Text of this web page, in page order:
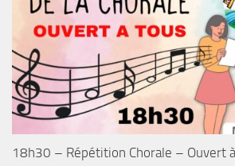
18h30 – Répétition Chorale – Ouvert